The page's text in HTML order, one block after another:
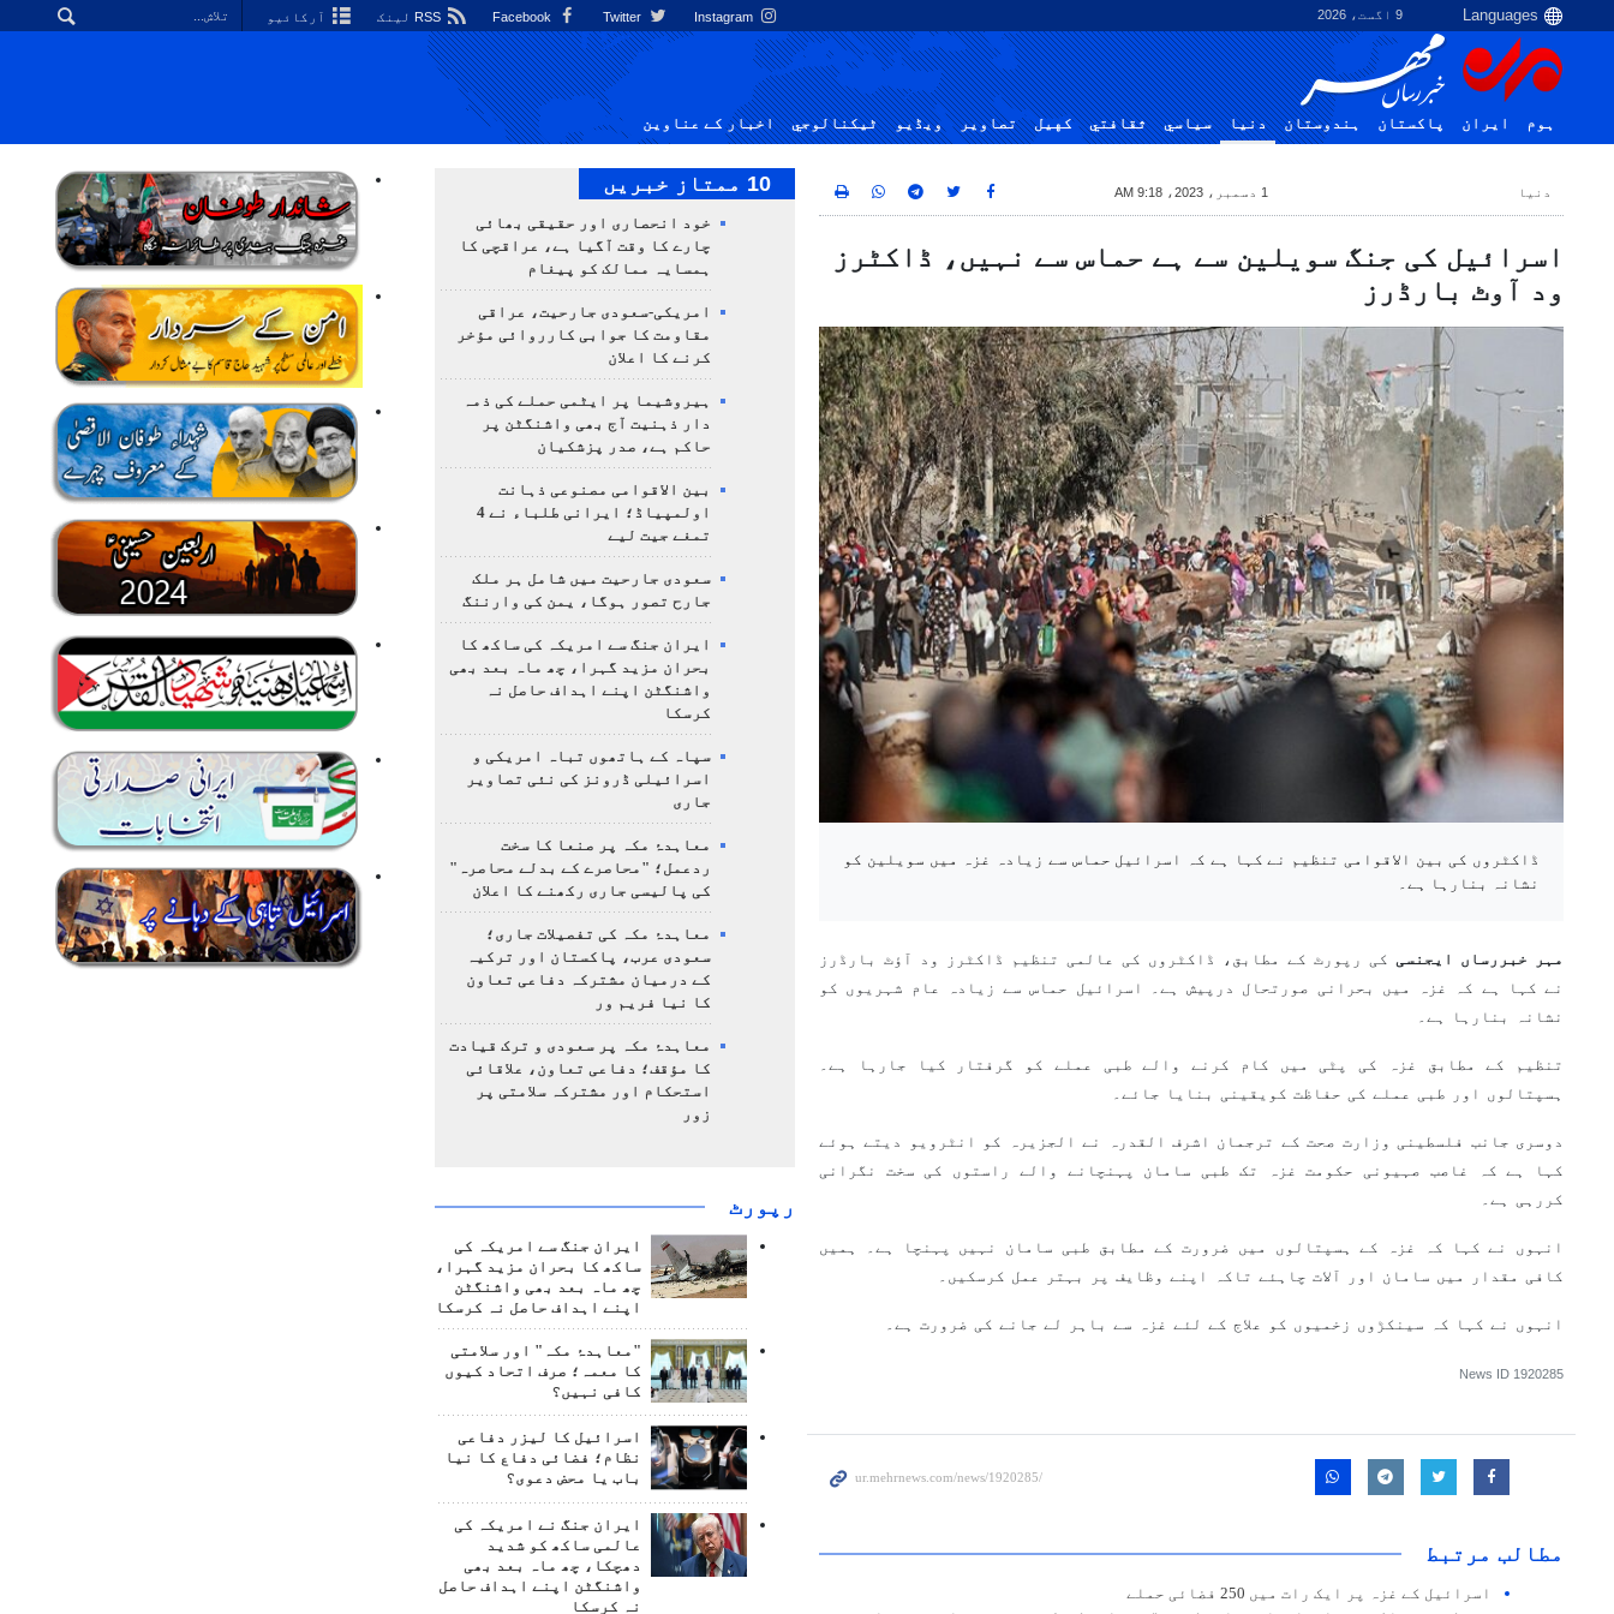
9 اگست، 2026 Instagram آرکائیو
ہوم ایران پاکستان ہندوستان دنیا سياسي ثقافتي کهيل تصاوير ویڈیو ٹيكنالوجي اخبار کے عناوین
دنیا 1 دسمبر، 2023، 9:18 AM
اسرائیل کی جنگ سویلین سے ہے حماس سے نہیں، ڈاکٹرز
ود آوٹ بارڈرز
ڈاکٹروں کی بین الاقوامی تنظیم نے کہا ہے کہ اسرائیل حماس سے زیادہ غزہ میں سویلین کو
نشانہ بنارہا ہے۔
مہر خبررساں ایجنسی کی رپورٹ کے مطابق، ڈاکٹروں کی عالمی تنظیم ڈاکٹرز ود آؤٹ بارڈرز
نے کہا ہے کہ غزہ میں بحرانی صورتحال درپیش ہے۔ اسرائیل حماس سے زیادہ عام شہریوں کو
نشانہ بنارہا ہے۔
تنظیم کے مطابق غزہ کی پٹی میں کام کرنے والے طبی عملے کو گرفتار کیا جارہا ہے۔
ہسپتالوں اور طبی عملے کی حفاظت کویقینی بنایا جائے۔
دوسری جانب فلسطینی وزارت صحت کے ترجمان اشرف القدرہ نے الجزیرہ کو انٹرویو دیتے ہوئے
کہا ہے کہ غاصب صہیونی حکومت غزہ تک طبی سامان پہنچانے والے راستوں کی سخت نگرانی
کررہی ہے۔
انہوں نے کہا کہ غزہ کے ہسپتالوں میں ضرورت کے مطابق طبی سامان نہیں پہنچا ہے۔ ہمیں
کافی مقدار میں سامان اور آلات چاہئے تاکہ اپنے وظایف پر بہتر عمل کرسکیں۔
انہوں نے کہا کہ سینکڑوں زخمیوں کو علاج کے لئے غزہ سے باہر لے جانے کی ضرورت ہے۔
News ID 1920285
مطالب مرتبط
اسرائیل کے غزہ پر ایک رات میں 250 فضائی حملے
10 ممتاز خبریں
خود انحصاری اور حقیقی بھائی
چارے کا وقت آگیا ہے، عراقچی کا
ہمسایہ ممالک کو پیغام
امریکی-سعودی جارحیت، عراقی
مقاومت کا جوابی کارروائی مؤخر
کرنے کا اعلان
ہیروشیما پر ایٹمی حملے کی ذمہ
دار ذہنیت آج بھی واشنگٹن پر
حاکم ہے، صدر پزشکیان
بین الاقوامی مصنوعی ذہانت
اولمپیاڈ؛ ایرانی طلباء نے 4
تمغے جیت لیے
سعودی جارحیت میں شامل ہر ملک
جارح تصور ہوگا، یمن کی وارننگ
ایران جنگ سے امریکہ کی ساکھ کا
بحران مزید گہرا، چھ ماہ بعد بھی
واشنگٹن اپنے اہداف حاصل نہ
کرسکا
سپاہ کے ہاتھوں تباہ امریکی و
اسرائیلی ڈرونز کی نئی تصاویر
جاری
معاہدۂ مکہ پر صنعا کا سخت
ردعمل؛ "محاصرے کے بدلے محاصرہ"
کی پالیسی جاری رکھنے کا اعلان
معاہدۂ مکہ کی تفصیلات جاری؛
سعودی عرب، پاکستان اور ترکیہ
کے درمیان مشترکہ دفاعی تعاون
کا نیا فریم ور
معاہدۂ مکہ پر سعودی و ترک قیادت
کا مؤقف؛ دفاعی تعاون، علاقائی
استحکام اور مشترکہ سلامتی پر
زور
رپورٹ
ایران جنگ سے امریکہ کی
ساکھ کا بحران مزید گہرا،
چھ ماہ بعد بھی واشنگٹن
اپنے اہداف حاصل نہ کرسکا
"معاہدۂ مکہ" اور سلامتی
کا معمہ؛ صرف اتحاد کیوں
کافی نہیں؟
اسرائیل کا لیزر دفاعی
نظام؛ فضائی دفاع کا نیا
باب یا محض دعوی؟
ایران جنگ نے امریکہ کی
عالمی ساکھ کو شدید
دھچکا، چھ ماہ بعد بھی
واشنگٹن اپنے اہداف حاصل
نہ کرسکا